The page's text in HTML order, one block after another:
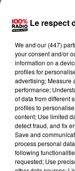
Lecture
100%
Le respect
We and our (447)
your consent and/or
information on a
profiles for
advertising; Measure
performance;
of data from different
profiles to
content; Use limited
detect fraud, and fix
Save and
process personal
following
requested; Use